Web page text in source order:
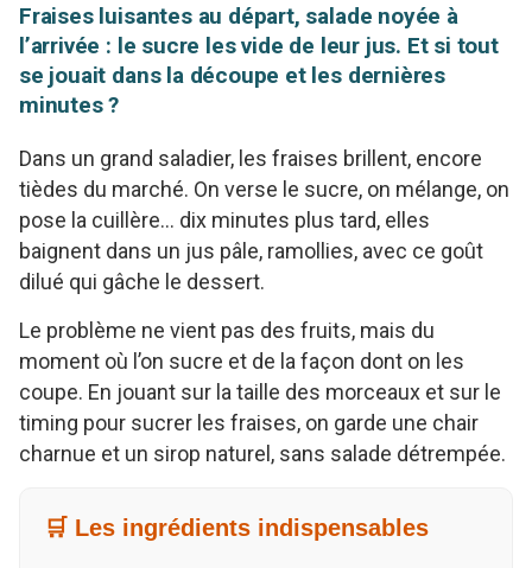
Fraises luisantes au départ, salade noyée à
l’arrivée : le sucre les vide de leur jus. Et si tout
se jouait dans la découpe et les dernières
minutes ?
Dans un grand saladier, les fraises brillent, encore
tièdes du marché. On verse le sucre, on mélange, on
pose la cuillère… dix minutes plus tard, elles
baignent dans un jus pâle, ramollies, avec ce goût
dilué qui gâche le dessert.
Le problème ne vient pas des fruits, mais du
moment où l’on sucre et de la façon dont on les
coupe. En jouant sur la taille des morceaux et sur le
timing pour sucrer les fraises, on garde une chair
charnue et un sirop naturel, sans salade détrempée.
🛒 Les ingrédients indispensables